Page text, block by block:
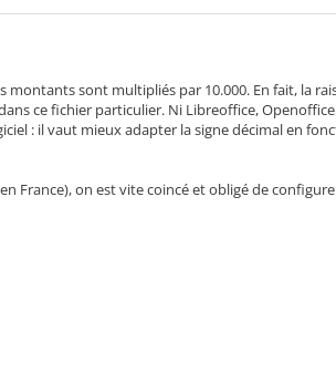
montants sont multipliés par 10.000. En fait, la
ce fichier particulier. Ni Libreoffice,
: il vaut mieux adapter la signe décimal en
France), on est vite coincé et obligé de